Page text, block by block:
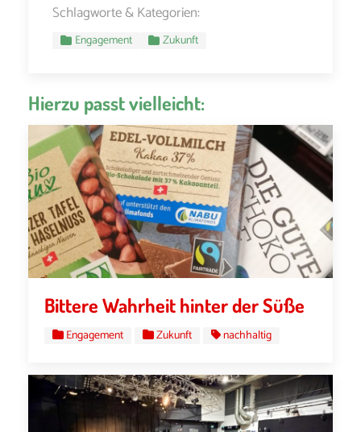
Schlagworte & Kategorien:
Engagement Zukunft
Hierzu passt vielleicht:
Bittere Wahrheit hinter der Süße
Engagement Zukunft nachhaltig